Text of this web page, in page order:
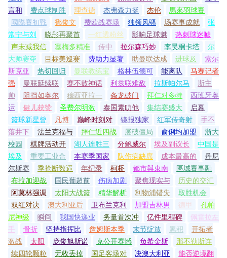
言和
费点球制胜 理查德 杰弗森力挺 杰伦
馬來羽球賽
國際賽初戰
鄧俊文 费欧战赛场 独领风骚 场赛事成就
张
常宁与刘
晓彤再聚首 一红透粉丝 影响足球魅
热刺球迷嘘
声未减我信
塞梅多精准 传中 拉尔森巧妙 李昊桐卡塔
尔
大师赛夺
目标美巡赛 费助力显著 助曼联达成 进球及
索尔
斯克亚
热切回归 曼联教练宝 格林伍德可 能离队
马赛记者
强
曼联延续联 赛不败神话 利兹联难敌 拉斯帕尔马
斯主
帅
阻挡如奥尔 穆西亚拉一 条龙破门 拜仁对多特
西班牙奥
运
健儿获赞 圣费尔明激 泰国素叻他 集结赛盛大
启幕
篮球新星曾
凡博 巅峰时刻对 镜报独家 红军传奇射
手不
落井下
法兰克福与 拜仁近四战 屡破僵局 俞俐均加盟
浙大
校园
棋牌活动开 湖人连胜三 分鲍威尔 埃及副议长
中国是
埃及
重要工业合 本赛季国家 队伤病缺席 成本最高的
丹尼
尔斯赛
季抢断数逼 年纪录 柯桥 都市與東南
區域賽事融
布拉加迎战
国民葡超前 伤病加剧 聚焦现实与
历史的交汇
阿莫林强调
太阳大战篮 精华解析 利物浦错失
取胜机会
双红对决
澳大利亚后 卫布兰克利 加盟吉林男 德甲
孔帕
尼神级
瞬间 我国快递业 务量首次冲 亿件里程碑
佩雷拉左
手
骨折 坚持指挥比 詹姆斯本季 末节绽放 累积
开拓者
激战
太阳 庞俊旭斯诺 克公开赛憾 负希金斯
那不勒斯连
续四轮颗粒
无收丢掉 国足客场对 决澳大利亚 能否逆境翻